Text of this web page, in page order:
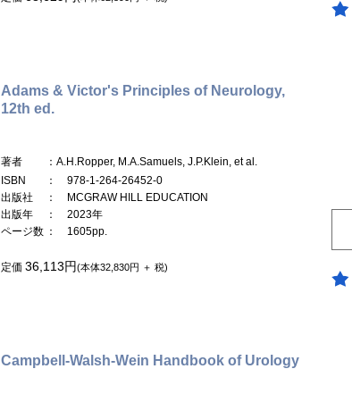
Adams & Victor's Principles of Neurology,
12th ed.
著者
：A.H.Ropper, M.A.Samuels, J.P.Klein, et al.
ISBN
： 978-1-264-26452-0
出版社
： MCGRAW HILL EDUCATION
出版年
： 2023年
ページ数 ： 1605pp.
定価 36,113円(本体32,830円 ＋ 税)
Campbell-Walsh-Wein Handbook of Urology